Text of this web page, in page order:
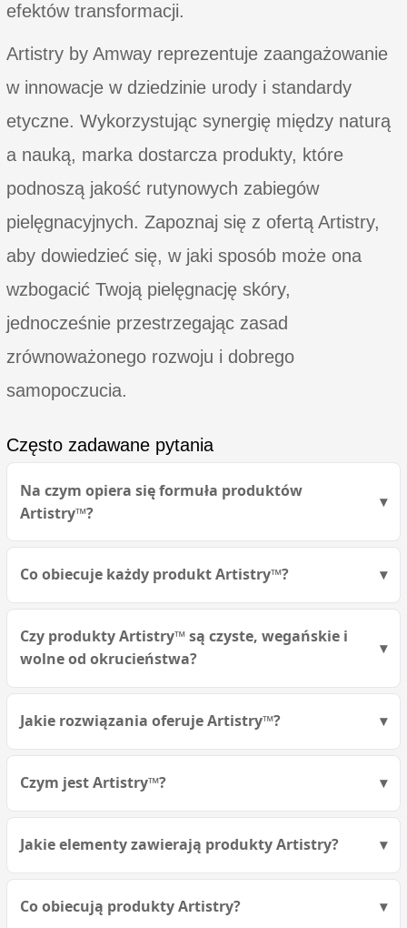
efektów transformacji.
Artistry by Amway reprezentuje zaangażowanie
w innowacje w dziedzinie urody i standardy
etyczne. Wykorzystując synergię między naturą
a nauką, marka dostarcza produkty, które
podnoszą jakość rutynowych zabiegów
pielęgnacyjnych. Zapoznaj się z ofertą Artistry,
aby dowiedzieć się, w jaki sposób może ona
wzbogacić Twoją pielęgnację skóry,
jednocześnie przestrzegając zasad
zrównoważonego rozwoju i dobrego
samopoczucia.
Często zadawane pytania
Na czym opiera się formuła produktów
Artistry™?
Co obiecuje każdy produkt Artistry™?
Czy produkty Artistry™ są czyste, wegańskie i
wolne od okrucieństwa?
Jakie rozwiązania oferuje Artistry™?
Czym jest Artistry™?
Jakie elementy zawierają produkty Artistry?
Co obiecują produkty Artistry?